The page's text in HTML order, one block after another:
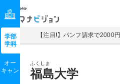
マナビジョン
【注目!】パンフ請求で2000
ふくしま
福島大学
学部
学科
オー
キャン